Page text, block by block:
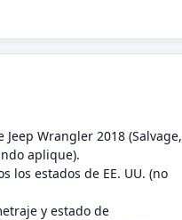
Wrangler 2018 (Salvage,
aplique).
los estados de EE. UU. (no
y estado de